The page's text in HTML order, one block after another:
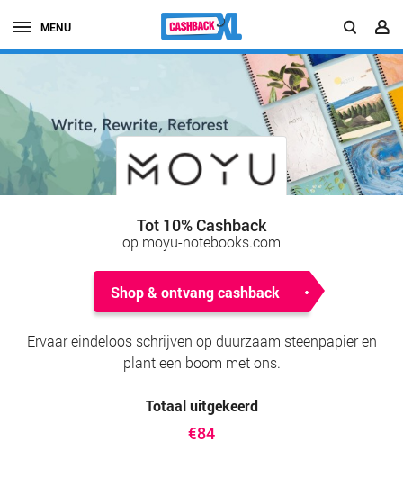
MENU
Tot 10% Cashback
op moyu-notebooks.com
Shop & ontvang cashback
Ervaar eindeloos schrijven op duurzaam steenpapier en
plant een boom met ons.
Totaal uitgekeerd
€84